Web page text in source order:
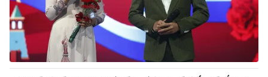
Thị trường 24h Tấm lòng Việt
VTV4 Vươn mình bằng AI